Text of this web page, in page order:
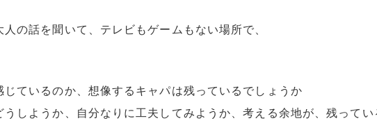
の話を聞いて、テレビもゲームもない場所で、
ているのか、想像するキャパは残っているでしょうか
しようか、自分なりに工夫してみようか、考える余地が、残ってい